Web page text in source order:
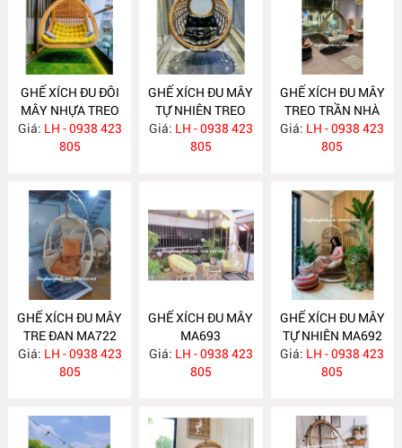
GHẾ XÍCH ĐU ĐÔI
MÂY NHỰA TREO
TRẦN NHÀ NH355
Giá: LH - 0938 423
805
GHẾ XÍCH ĐU MÂY
TỰ NHIÊN TREO
TRẦN NHÀ MA740
Giá: LH - 0938 423
805
GHẾ XÍCH ĐU MÂY
TREO TRẦN NHÀ
MA723
Giá: LH - 0938 423
805
GHẾ XÍCH ĐU MÂY
TRE ĐAN MA722
Giá: LH - 0938 423
805
GHẾ XÍCH ĐU MÂY
MA693
Giá: LH - 0938 423
805
GHẾ XÍCH ĐU MÂY
TỰ NHIÊN MA692
Giá: LH - 0938 423
805